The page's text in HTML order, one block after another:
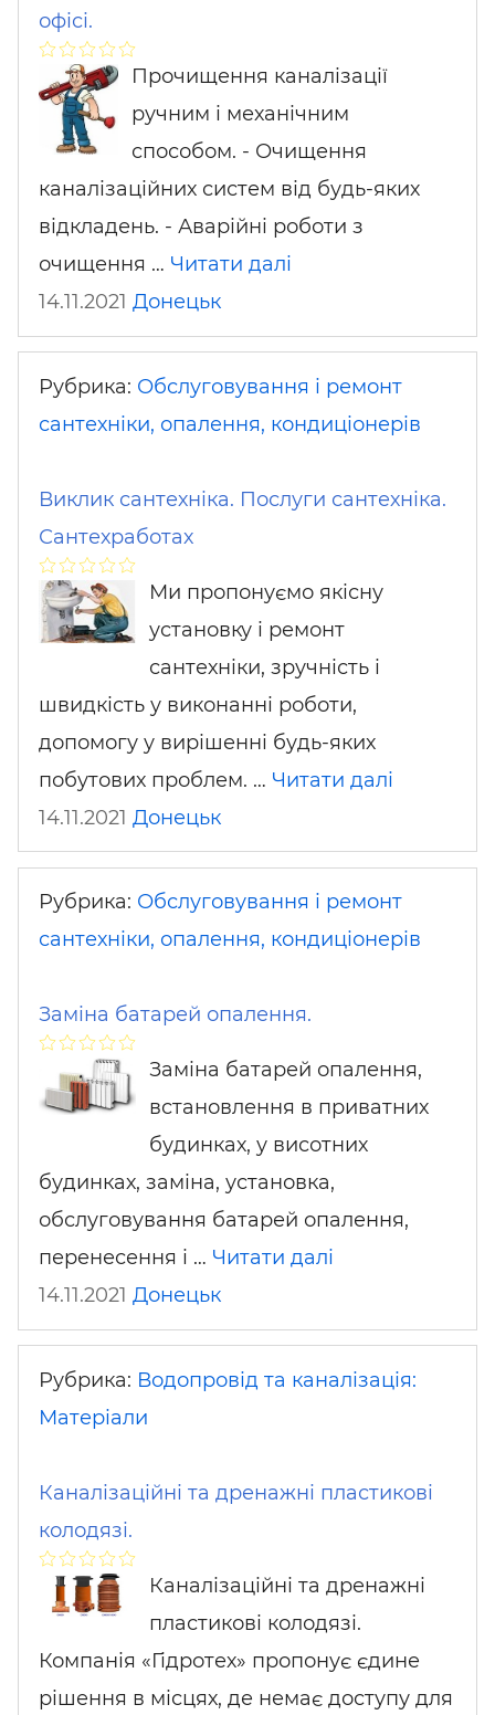
офісі.
Прочищення каналізації
ручним і механічним
способом. - Очищення
каналізаційних систем від будь-яких
відкладень. - Аварійні роботи з
очищення … Читати далі
14.11.2021 Донецьк
Рубрика: Обслуговування і ремонт
сантехніки, опалення, кондиціонерів
Виклик сантехніка. Послуги сантехніка.
Сантехработах
Ми пропонуємо якісну
установку і ремонт
сантехніки, зручність і
швидкість у виконанні роботи,
допомогу у вирішенні будь-яких
побутових проблем. … Читати далі
14.11.2021 Донецьк
Рубрика: Обслуговування і ремонт
сантехніки, опалення, кондиціонерів
Заміна батарей опалення.
Заміна батарей опалення,
встановлення в приватних
будинках, у висотних
будинках, заміна, установка,
обслуговування батарей опалення,
перенесення і … Читати далі
14.11.2021 Донецьк
Рубрика: Водопровід та каналізація:
Матеріали
Каналізаційні та дренажні пластикові
колодязі.
Каналізаційні та дренажні
пластикові колодязі.
Компанія «Гідротех» пропонує єдине
рішення в місцях, де немає доступу для